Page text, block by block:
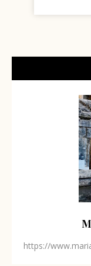
https://